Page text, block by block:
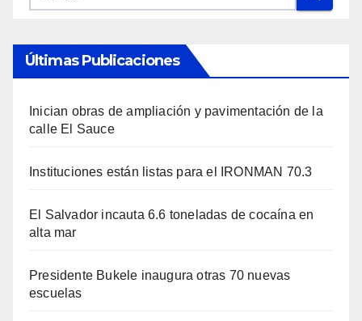
Últimas Publicaciones
Inician obras de ampliación y pavimentación de la
calle El Sauce
Instituciones están listas para el IRONMAN 70.3
El Salvador incauta 6.6 toneladas de cocaína en
alta mar
Presidente Bukele inaugura otras 70 nuevas
escuelas